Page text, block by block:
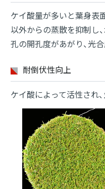
ケイ酸量が多いと葉身表
以外からの蒸散を抑制し
孔の開孔度があがり、光
耐倒伏性向上
ケイ酸によって活性され